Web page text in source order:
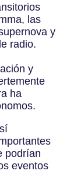
las
y
radio.
y
ha
podrían
eventos